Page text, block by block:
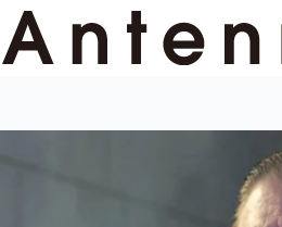
ン
テ